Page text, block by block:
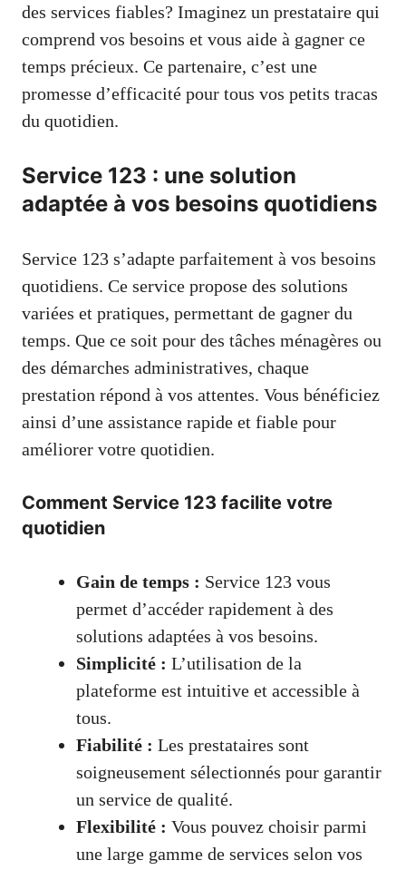
des services fiables? Imaginez un prestataire qui
comprend vos besoins et vous aide à gagner ce
temps précieux. Ce partenaire, c’est une
promesse d’efficacité pour tous vos petits tracas
du quotidien.
Service 123 : une solution
adaptée à vos besoins quotidiens
Service 123 s’adapte parfaitement à vos besoins
quotidiens. Ce service propose des solutions
variées et pratiques, permettant de gagner du
temps. Que ce soit pour des tâches ménagères ou
des démarches administratives, chaque
prestation répond à vos attentes. Vous bénéficiez
ainsi d’une assistance rapide et fiable pour
améliorer votre quotidien.
Comment Service 123 facilite votre
quotidien
Gain de temps : Service 123 vous
permet d’accéder rapidement à des
solutions adaptées à vos besoins.
Simplicité : L’utilisation de la
plateforme est intuitive et accessible à
tous.
Fiabilité : Les prestataires sont
soigneusement sélectionnés pour garantir
un service de qualité.
Flexibilité : Vous pouvez choisir parmi
une large gamme de services selon vos